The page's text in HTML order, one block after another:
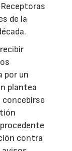
de la
por un
plantea
concebirse
contra